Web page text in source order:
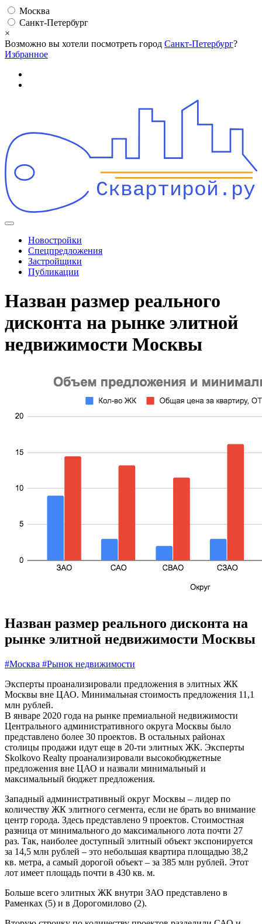
Москва
Санкт-Петербург
×
Возможно вы хотели посмотреть город Санкт-Петербург?
Избранное
Сквартирой.ру
Новостройки
Спецпредложения
Застройщики
Публикации
Назван размер реального
дисконта на рынке элитной
недвижимости Москвы
Назван размер реального дисконта на
рынке элитной недвижимости Москвы
#Москва #Рынок недвижимости
Эксперты проанализировали предложения в элитных ЖК
Москвы вне ЦАО. Минимальная стоимость предложения 11,1
млн рублей.
В январе 2020 года на рынке премиальной недвижимости
Центрального административного округа Москвы было
представлено более 30 проектов. В остальных районах
столицы продажи идут еще в 20-ти элитных ЖК. Эксперты
Skolkovo Realty проанализировали высокобюджетные
предложения вне ЦАО и назвали минимальный и
максимальный бюджет предложения.
Западный административный округ Москвы – лидер по
количеству ЖК элитного сегмента, если не брать во внимание
центр города. Здесь представлено 9 проектов. Стоимостная
разница от минимального до максимального лота почти 27
раз. Так, наиболее доступный элитный объект экспонируется
за 14,5 млн рублей – это небольшая квартира площадью 38,2
кв. метра, а самый дорогой объект – за 385 млн рублей. Этот
лот имеет площадь почти в 430 кв. м.
Больше всего элитных ЖК внутри ЗАО представлено в
Раменках (5) и в Дорогомилово (2).